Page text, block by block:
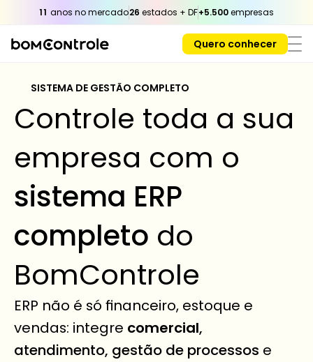
11 anos no mercado26 estados + DF+5.500 empresas
Quero conhecer
SISTEMA DE GESTÃO COMPLETO
Controle toda a sua
sistema ERP
completo do
BomControle
ERP não é só financeiro, estoque e
vendas: integre comercial,
atendimento, gestão de processos